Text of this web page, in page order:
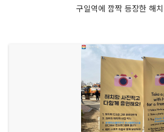
구일역에 깜짝 등장한 해